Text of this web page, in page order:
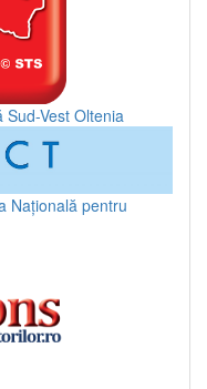
Vest Oltenia
Națională pentru